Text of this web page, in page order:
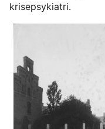
krisepsykiatri.